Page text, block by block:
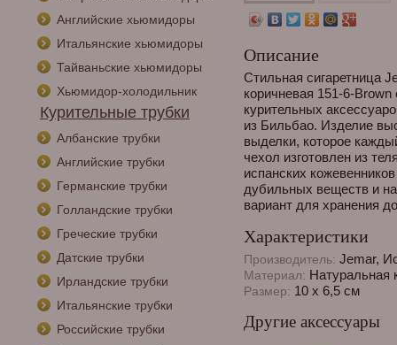
Английские хьюмидоры
Итальянские хьюмидоры
Тайваньские хьюмидоры
Хьюмидор-холодильник
Курительные трубки
Албанские трубки
Английские трубки
Германские трубки
Голландские трубки
Греческие трубки
Датские трубки
Ирландские трубки
Итальянские трубки
Российские трубки
Описание
Стильная сигаретница
коричневая 151-6-Brown
курительных
из Бильбао. Изделие
выделки, которое
чехол изготовлен из
испанских
дубильных веществ и
вариант для хранения
Характеристики
Производитель: Jemar,
Материал: Натуральная
Размер: 10 х 6,5 см
Другие аксессуары